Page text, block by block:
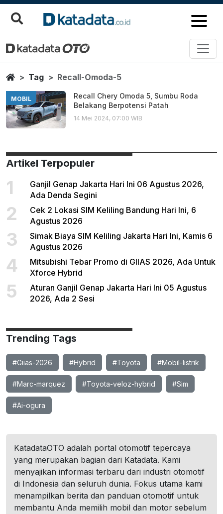
Recall Omoda 5
Berita Terbaru
HomeTag Recall-Omoda-5
MOBIL
Recall Chery Omoda 5, Sumbu Roda
Belakang Berpotensi Patah
14 Mei 2024, 07:00 WIB
Artikel Terpopuler
1
Ganjil Genap Jakarta Hari Ini 06 Agustus 2026,
Ada Denda Segini
2
Cek 2 Lokasi SIM Keliling Bandung Hari Ini, 6
Agustus 2026
3
Simak Biaya SIM Keliling Jakarta Hari Ini, Kamis 6
Agustus 2026
4
Mitsubishi Tebar Promo di GIIAS 2026, Ada Untuk
Xforce Hybrid
5
Aturan Ganjil Genap Jakarta Hari Ini 05 Agustus
2026, Ada 2 Sesi
Trending Tags
#Giias-2026 #Hybrid #Toyota #Mobil-listrik
#Marc-marquez #Toyota-veloz-hybrid #Sim
#Ai-ogura
KatadataOTO adalah portal otomotif tepercaya
yang merupakan bagian dari Katadata. Kami
menyajikan informasi terbaru dari industri otomotif
di Indonesia dan seluruh dunia. Fokus utama kami
menampilkan berita dan panduan otomotif untuk
membantu Anda memilih mobil dan motor sebelum